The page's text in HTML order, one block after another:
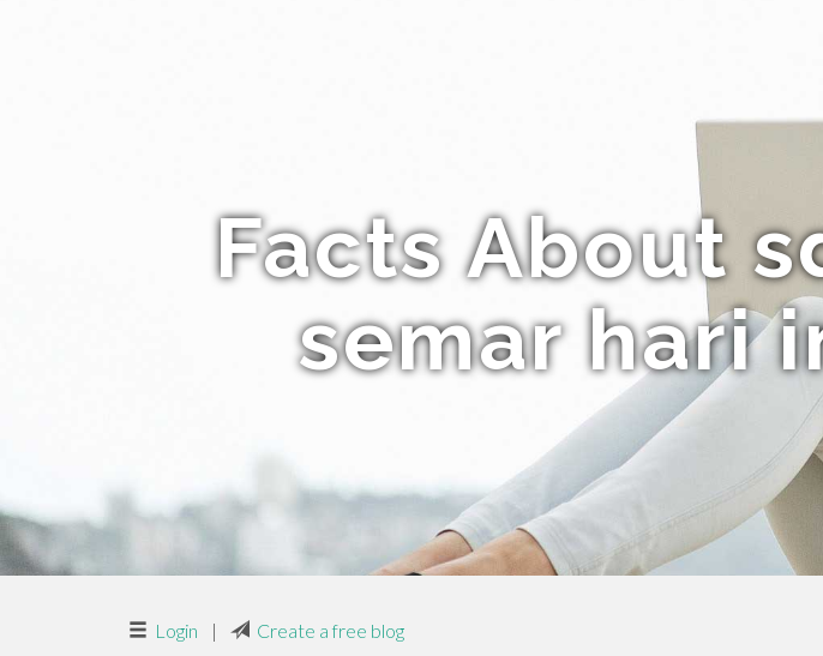
Facts About
semar hari
Login | Create a free blog